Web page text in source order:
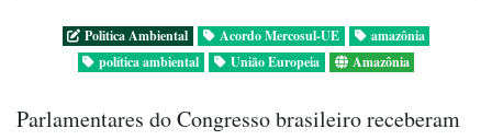
Politica Ambiental Acordo Mercosul-UE
amazônia
política ambiental
União Europeia Amazônia
Parlamentares do Congresso brasileiro receberam